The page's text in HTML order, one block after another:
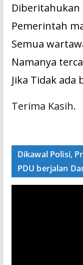
Diberitahukan
Pemerintah
Semua
Namanya
Jika Tidak ada
Terima Kasih.
Dikawal Polisi,
PDU berjalan